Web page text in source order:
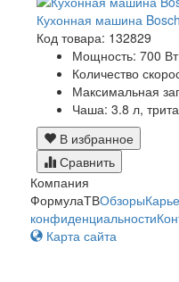
Кухонная машина
Код товара: 132829
Мощность: 700
Количество
Максимальная
Чаша: 3.8 л,
В избранное
Сравнить
Компания
ФормулаТВОбзоры
конфиденциальности
Карта сайта